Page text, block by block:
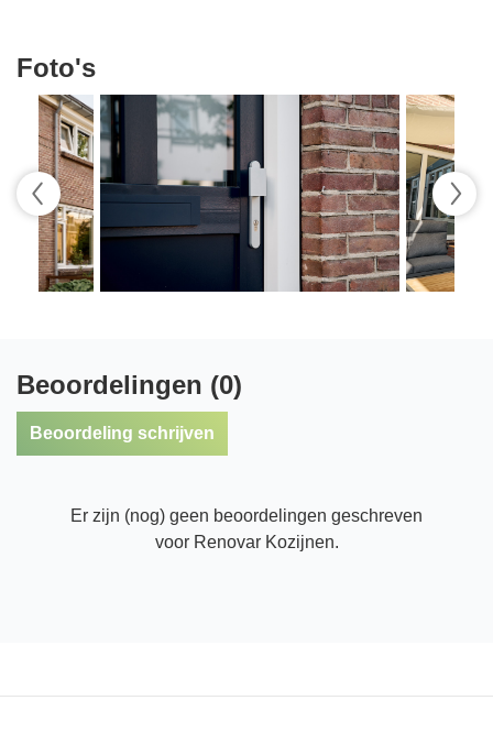
Foto's
Beoordelingen (0)
Beoordeling schrijven
Er zijn (nog) geen beoordelingen geschreven
voor Renovar Kozijnen.